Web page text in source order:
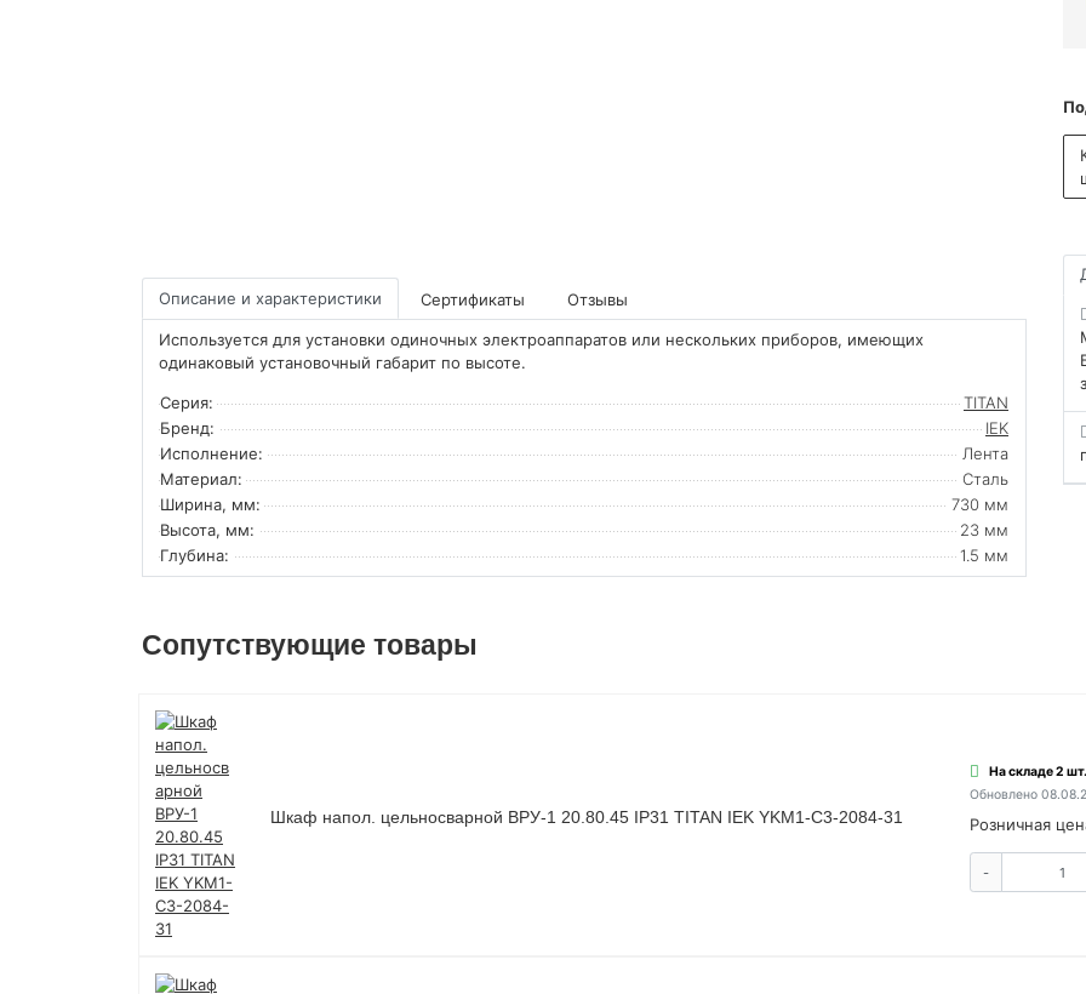
Описание и характеристики Сертификаты Отзывы
Используется для установки одиночных электроаппаратов или нескольких приборов, имеющих
одинаковый установочный габарит по высоте.
Серия:
TITAN
Бренд:
IEK
Исполнение:
Лента
Материал:
Сталь
Ширина, мм:
730 мм
Высота, мм:
23 мм
Глубина:
1.5 мм
Сопутствующие товары
Шкаф напол. цельносварной ВРУ-1 20.80.45 IP31 TITAN IEK YKM1-C3-2084-31
На складе 2 шт.
Обновлено
Розничная
-